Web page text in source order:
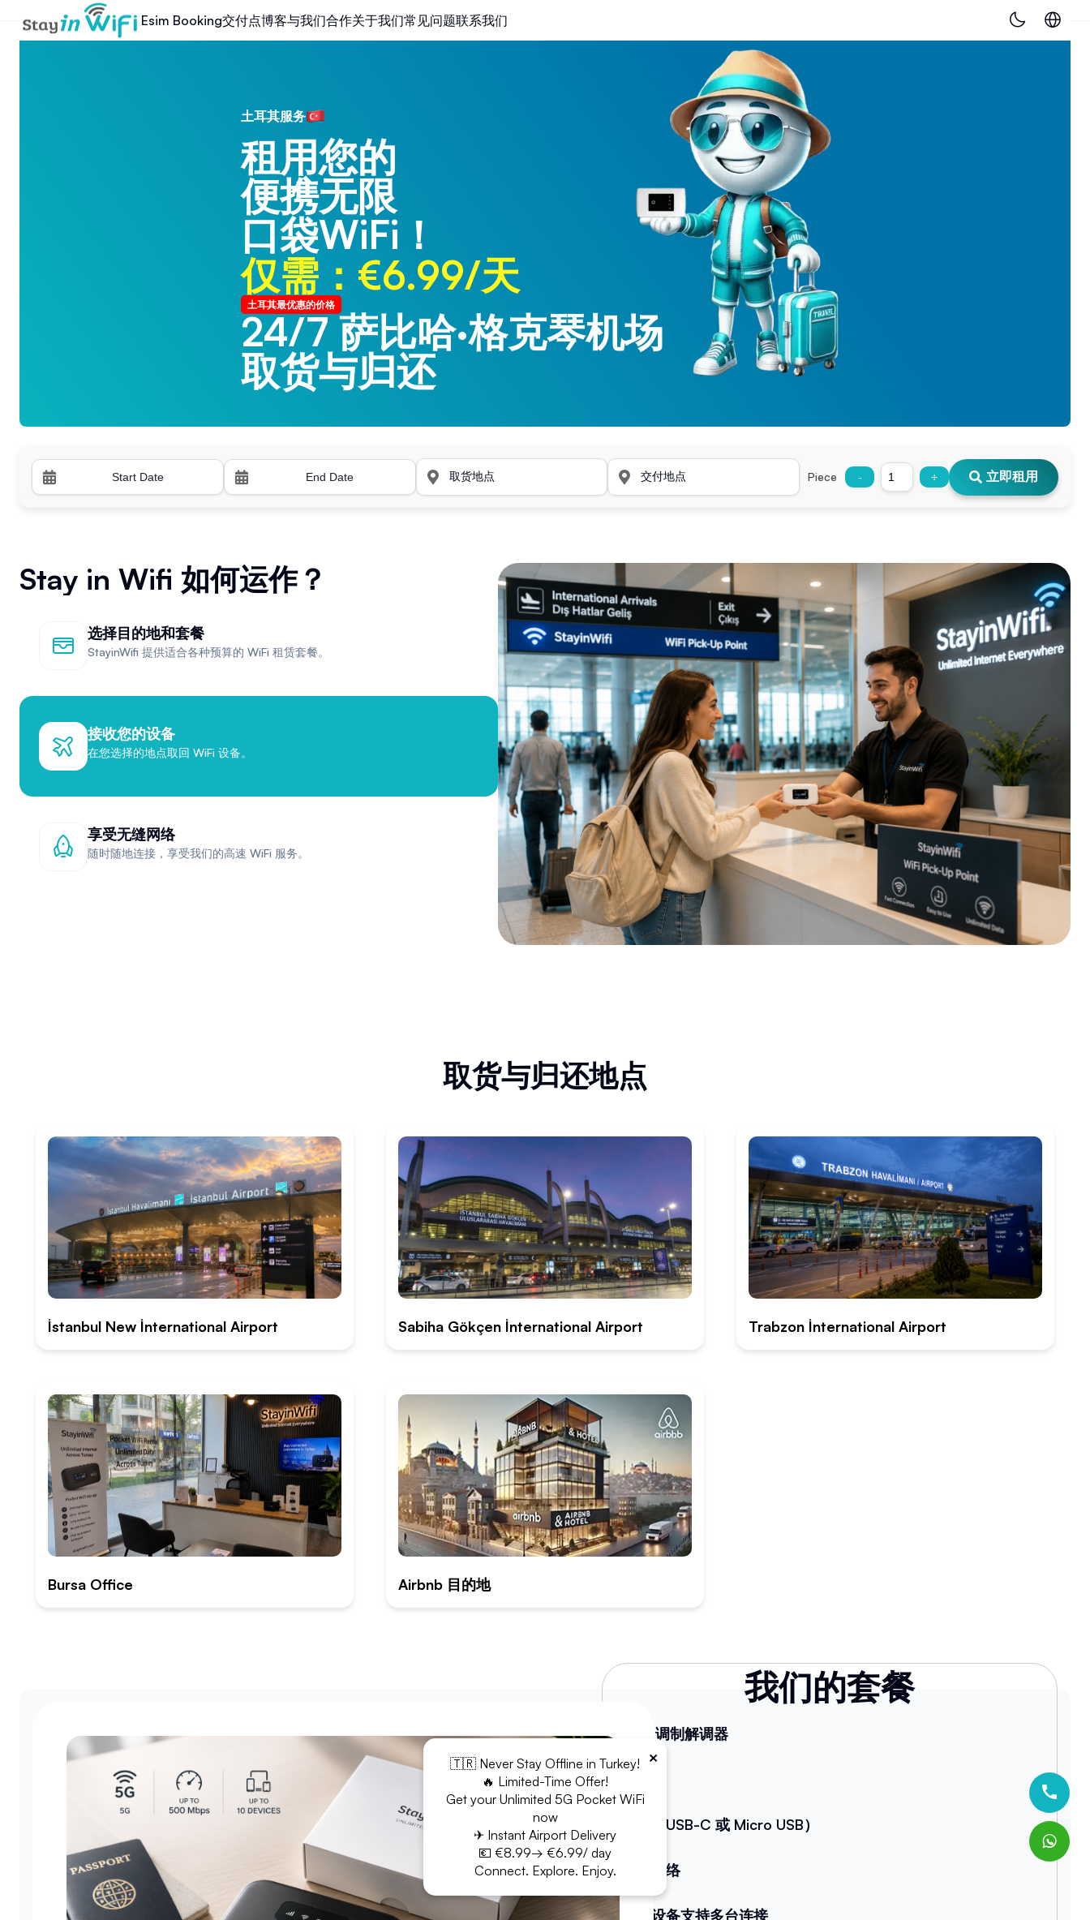
Esim Booking交付点博客与我们合作关于我们常见问题联系我们
土耳其服务
租用您的
便携无限
口袋WiFi！
仅需：€6.99/天
土耳其最优惠的价格
24/7 萨比哈·格克琴机场
取货与归还
24/7 特拉布宗机场
取货与归还
Piece - + 立即租用
Stay in Wifi 如何运作？
选择目的地和套餐
StayinWifi 提供适合各种预算的 WiFi 租赁套餐。
接收您的设备
在您选择的地点取回 WiFi 设备。
享受无缝网络
随时随地连接，享受我们的高速 WiFi 服务。
取货与归还地点
İstanbul New İnternational Airport Sabiha Gökçen İnternational Airport Trabzon İnternational Airport
Bursa Office Airbnb 目的地
我们的套餐
WiFi 调制解调器
电缆（USB-C 或 Micro USB）
无限网络
一个设备支持多台连接
×
🇹🇷 Never Stay Offline in Turkey!
🔥 Limited-Time Offer!
Get your Unlimited 5G Pocket WiFi
now
✈ Instant Airport Delivery
💶 €8.99→ €6.99/ day
Connect. Explore. Enjoy.